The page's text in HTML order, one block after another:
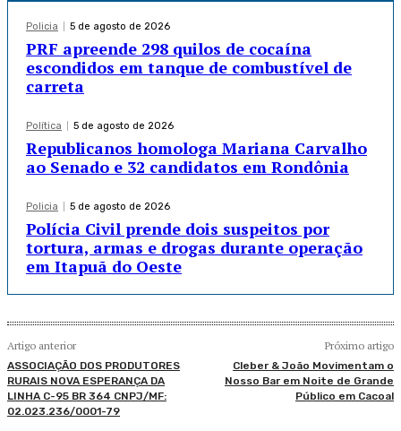
Policia 5 de agosto de 2026
PRF apreende 298 quilos de cocaína
escondidos em tanque de combustível de
carreta
Política 5 de agosto de 2026
Republicanos homologa Mariana Carvalho
ao Senado e 32 candidatos em Rondônia
Policia 5 de agosto de 2026
Polícia Civil prende dois suspeitos por
tortura, armas e drogas durante operação
em Itapuã do Oeste
Artigo anterior
ASSOCIAÇÃO DOS PRODUTORES
RURAIS NOVA ESPERANÇA DA
LINHA C-95 BR 364 CNPJ/MF:
02.023.236/0001-79
Próximo artigo
Cleber & João Movimentam o
Nosso Bar em Noite de Grande
Público em Cacoal